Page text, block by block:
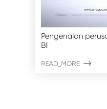
Pengenalan
BI
READ_MORE 